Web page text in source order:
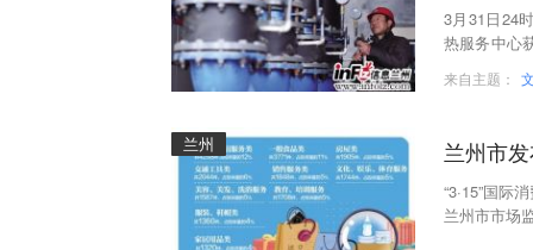
3月31日24
热服务中心
来自主题：
兰州 兰州市
“3·15”国际
兰州市市场